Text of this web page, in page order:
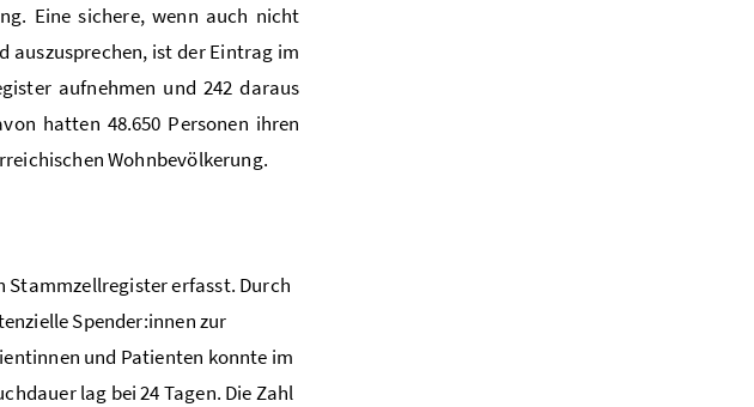
Eine sichere, wenn auch nicht
auszusprechen, ist der Eintrag im
aufnehmen und 242 daraus
hatten 48.650 Personen ihren
Wohnbevölkerung.
Stammzellregister erfasst. Durch
Spender:innen zur
und Patienten konnte im
lag bei 24 Tagen. Die Zahl